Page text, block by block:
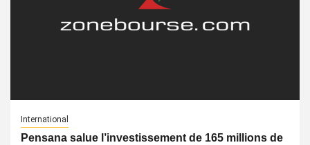
International
Pensana salue l’investissement de 165 millions de